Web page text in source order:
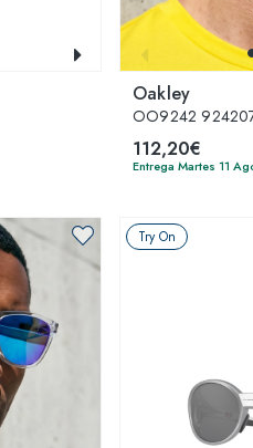
Oakley
OO9242
112,20€
Entrega Martes 11
Try On